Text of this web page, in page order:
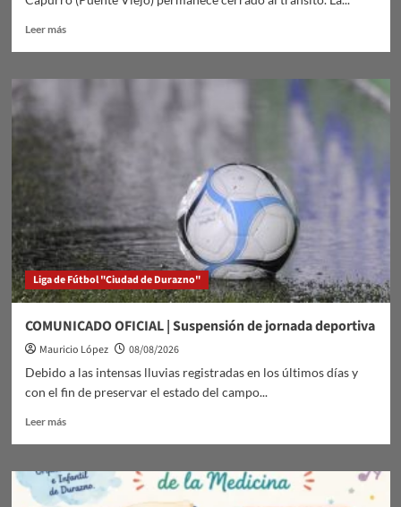
Leer másLeer
Actualización
Yí
Liga de Fútbol "Ciudad de Durazno"
COMUNICADO OFICIAL | Suspensión de jornada deportiva
Mauricio López
08/08/2026
Debido a las intensas lluvias registradas en los últimos días y
con el fin de preservar el estado del campo...
Leer másLeer
COMUNICADO
OFICIAL
|